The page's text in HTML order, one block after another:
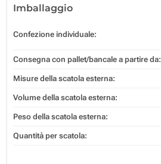
Imballaggio
Confezione individuale:
Consegna con pallet/bancale a partire da:
Misure della scatola esterna:
Volume della scatola esterna:
Peso della scatola esterna:
Quantità per scatola: